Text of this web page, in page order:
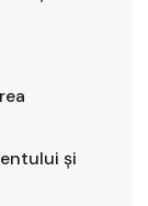
şi